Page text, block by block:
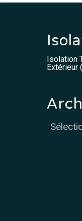
Isolation
Extérieur